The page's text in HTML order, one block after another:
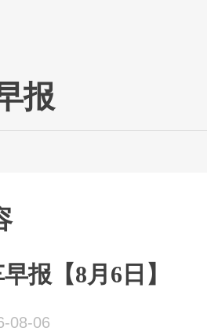
报
报【8月6日】
08-06